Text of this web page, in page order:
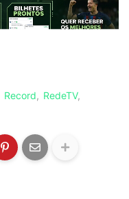
Record
RedeTV